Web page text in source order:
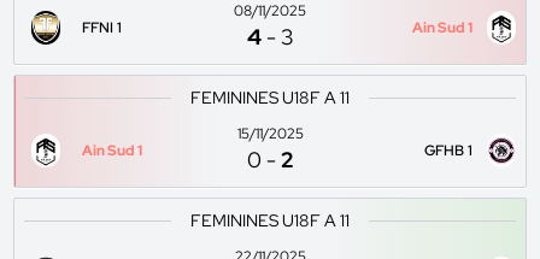
FFNI 1
08/11/2025
4 - 3 Ain Sud 1
FEMININES U18F A 11
Ain Sud 1
15/11/2025
0 -2 GFHB 1
FEMININES U18F A 11